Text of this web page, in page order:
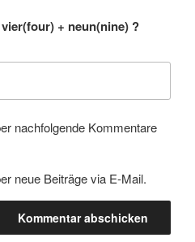
+ neun(nine) ?
nachfolgende Kommentare
neue Beiträge via E-Mail.